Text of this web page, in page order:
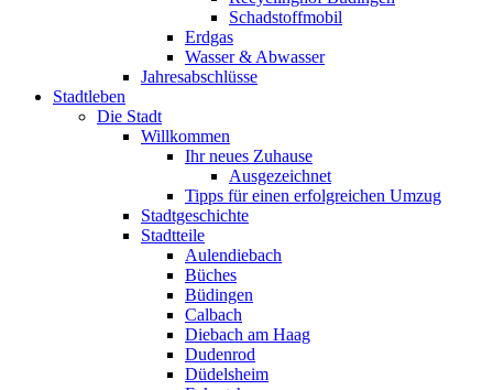
Schadstoffmobil
Erdgas
Wasser & Abwasser
Jahresabschlüsse
Stadtleben
Die Stadt
Willkommen
Ihr neues Zuhause
Ausgezeichnet
Tipps für einen erfolgreichen Umzug
Stadtgeschichte
Stadtteile
Aulendiebach
Büches
Büdingen
Calbach
Diebach am Haag
Dudenrod
Düdelsheim